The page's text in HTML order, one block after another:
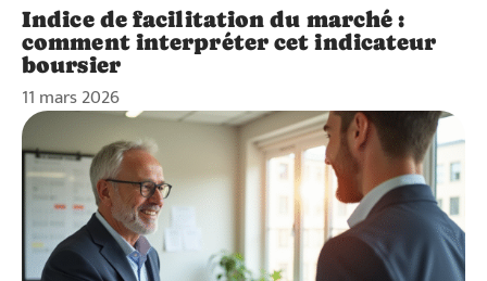
Indice de facilitation du marché :
comment interpréter cet indicateur
boursier
11 mars 2026